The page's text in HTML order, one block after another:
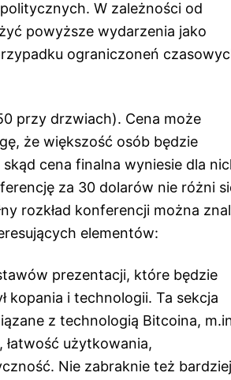
W zależności od
powyższe wydarzenia jako
ograniczoneń
przy drzwiach). Cena może
że większość osób będzie
cena finalna wyniesie dla
za 30 dolarów nie różni
rozkład konferencji można
elementów:
prezentacji, które będzie
kopania i technologii. Ta sekcja
z technologią Bitcoina,
łatwość użytkowania,
Nie zabraknie też bardziej